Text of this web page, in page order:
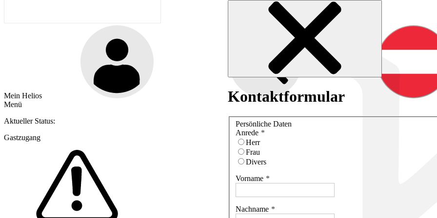
Mein Helios
Menü
Aktueller Status:
Gastzugang
Kontaktformular
Persönliche Daten
Anrede
Herr
Frau
Divers
Vorname
Nachname